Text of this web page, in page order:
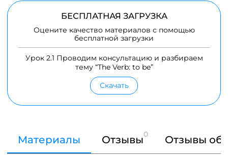
БЕСПЛАТНАЯ ЗАГРУЗКА
Оцените качество материалов с помощью
бесплатной загрузки
Урок 2.1 Проводим консультацию и разбираем
тему “The Verb: to be”
Скачать
Материалы Отзывы0 Отзывы об